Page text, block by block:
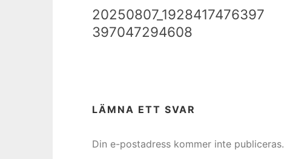
20250807_1928417476397
397047294608
LÄMNA ETT SVAR
Din e-postadress kommer inte publiceras.